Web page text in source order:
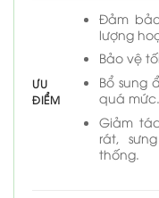
ƯU
ĐIỂM
Đảm
lượng
Bảo vệ
Bổ sung
quá mức.
Giảm
rát,
thống.